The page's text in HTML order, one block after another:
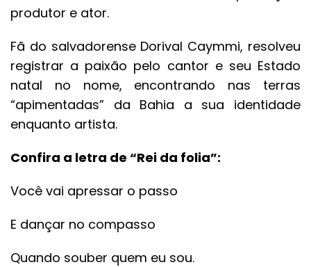
produtor e ator.
Fã do salvadorense Dorival Caymmi, resolveu
registrar a paixão pelo cantor e seu Estado
natal no nome, encontrando nas terras
“apimentadas” da Bahia a sua identidade
enquanto artista.
Confira a letra de “Rei da folia”:
Você vai apressar o passo
E dançar no compasso
Quando souber quem eu sou.